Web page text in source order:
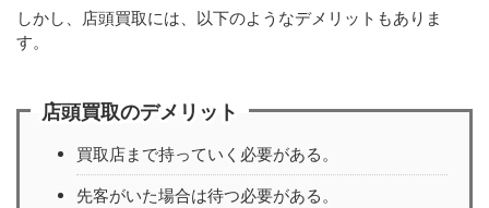
しかし、店頭買取には、以下のようなデメリットもありま
す。
店頭買取のデメリット
買取店まで持っていく必要がある。
先客がいた場合は待つ必要がある。